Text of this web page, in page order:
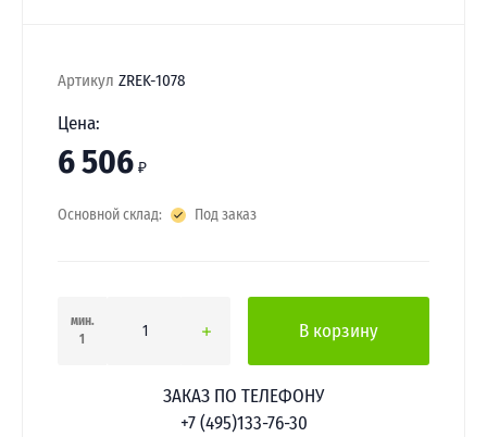
Артикул ZREK-1078
Цена:
6 506 ₽
Основной склад: Под заказ
мин.
1
В корзину
ЗАКАЗ ПО ТЕЛЕФОНУ
+7 (495)133-76-30